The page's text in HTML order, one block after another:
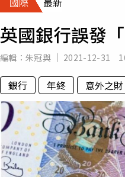
英國銀行誤發
編輯： 朱冠與 2021-12-31
銀行 年終 意外之財